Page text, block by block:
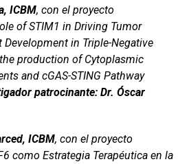
ICBM, con el proyecto
of STIM1 in Driving Tumor
in Triple-Negative
production of Cytoplasmic
and cGAS-STING Pathway
patrocinante: Dr. Óscar
ICBM, con el proyecto
como Estrategia Terapéutica en la